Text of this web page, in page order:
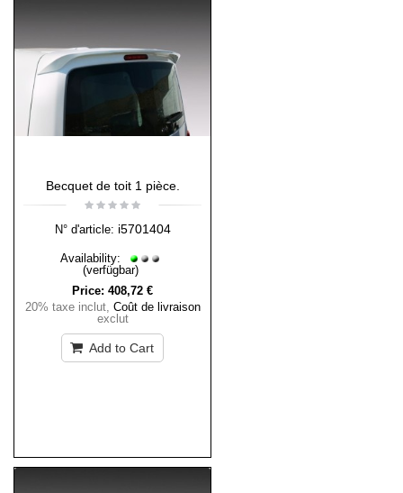
Becquet de toit 1 pièce.
N° d'article: i5701404
Availability:
(verfügbar)
Price: 408,72 €
20% taxe inclut, Coût de livraison
exclut
Add to Cart